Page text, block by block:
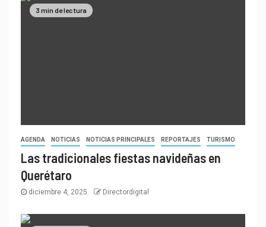
3 min de lectura
AGENDA NOTICIAS NOTICIAS PRINCIPALES REPORTAJES TURISMO
Las tradicionales fiestas navideñas en
Querétaro
diciembre 4, 2025 Directordigital